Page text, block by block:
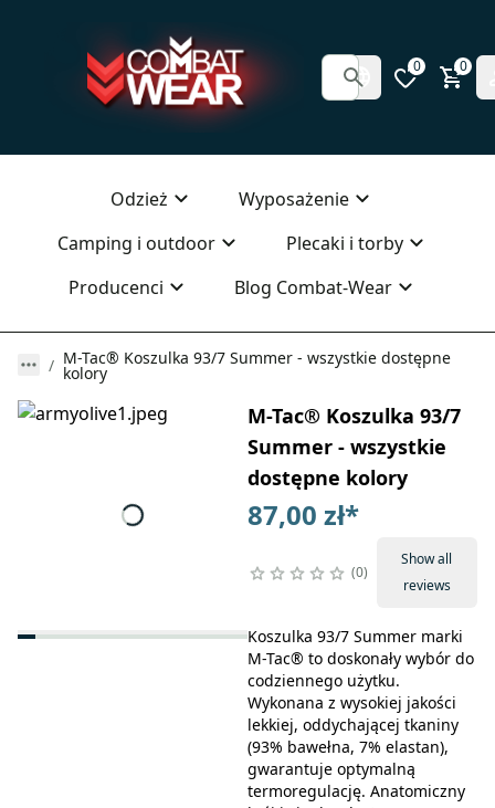
0 0
Odzież
Wyposażenie
Camping i outdoor
Plecaki i torby
Producenci
Blog Combat-Wear
M-Tac® Koszulka 93/7 Summer - wszystkie dostępne
kolory
M-Tac® Koszulka 93/7
Summer - wszystkie
dostępne kolory
87,00 zł*
0
Show all
reviews
Koszulka 93/7 Summer marki
M-Tac® to doskonały wybór do
codziennego użytku.
Wykonana z wysokiej jakości
lekkiej, oddychającej tkaniny
(93% bawełna, 7% elastan),
gwarantuje optymalną
termoregulację. Anatomiczny